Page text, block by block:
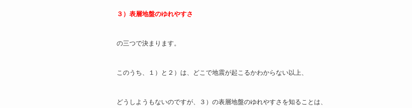
３）表層地盤のゆれやすさ
の三つで決まります。
このうち、１）と２）は、どこで地震が起こるかわからない以上、
どうしようもないのですが、３）の表層地盤のゆれやすさを知ることは、